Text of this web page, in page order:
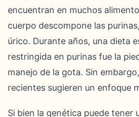
encuentran en muchos
cuerpo descompone las
úrico. Durante años, una dieta
restringida en purinas fue la
manejo de la gota. Sin
recientes sugieren un enfoque
Si bien la genética puede tener